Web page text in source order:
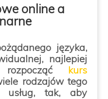
online a
języka,
najlepiej
kurs
rodzajów tego
usług, tak, aby